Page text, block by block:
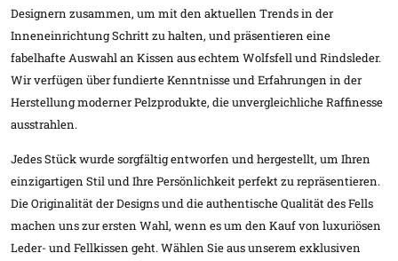
Designern zusammen, um mit den aktuellen Trends in der
Inneneinrichtung Schritt zu halten, und präsentieren eine
fabelhafte Auswahl an Kissen aus echtem Wolfsfell und Rindsleder.
Wir verfügen über fundierte Kenntnisse und Erfahrungen in der
Herstellung moderner Pelzprodukte, die unvergleichliche Raffinesse
ausstrahlen.
Jedes Stück wurde sorgfältig entworfen und hergestellt, um Ihren
einzigartigen Stil und Ihre Persönlichkeit perfekt zu repräsentieren.
Die Originalität der Designs und die authentische Qualität des Fells
machen uns zur ersten Wahl, wenn es um den Kauf von luxuriösen
Leder- und Fellkissen geht. Wählen Sie aus unserem exklusiven